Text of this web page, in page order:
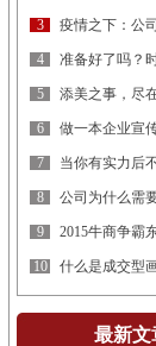
3 疫情之下：公
4 准备好了吗？
5 添美之事，尽
6 做一本企业宣
7 当你有实力后
8 公司为什么需
9 2015牛商争霸
10 什么是成交型
最新文